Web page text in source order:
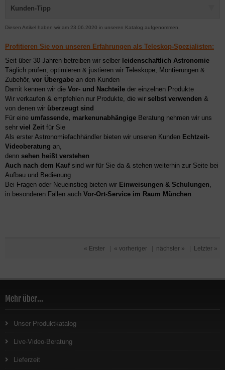
Kunden-Tipp
Diesen Artikel haben wir am 23.06.2020 in unseren Katalog aufgenommen.
Profitieren Sie von unseren Erfahrungen als Teleskop-Spezialisten:
Seit über 30 Jahren betreiben wir selber leidenschaftlich Astronomie
Täglich prüfen, optimieren & justieren wir Teleskope, Montierungen &
Zubehör, vor Übergabe an den Kunden
Damit kennen wir die Vor- und Nachteile der einzelnen Produkte
Wir verkaufen & empfehlen nur Produkte, die wir selbst verwenden &
von denen wir überzeugt sind
Für eine umfassende, markenunabhängige Beratung nehmen wir uns
sehr viel Zeit für Sie
Als erster Astronomiefachhändler bieten wir unseren Kunden Echtzeit-
Videoberatung an,
denn sehen heißt verstehen
Auch nach dem Kaufsind wir für Sie da & stehen weiterhin zur Seite bei
Aufbau und Bedienung
Bei Fragen oder Neueinstieg bieten wir Einweisungen & Schulungen
in besonderen Fällen auch Vor-Ort-Service im Raum München
« Erster | « vorheriger | nächster » | Letzter »
Mehr über...
Unser Produktkatalog
Live-Video-Beratung
Lieferzeit